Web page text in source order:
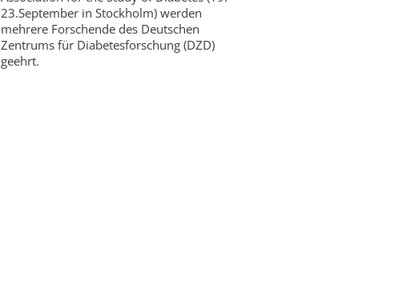
23.September in Stockholm) werden
mehrere Forschende des Deutschen
Zentrums für Diabetesforschung (DZD)
geehrt.